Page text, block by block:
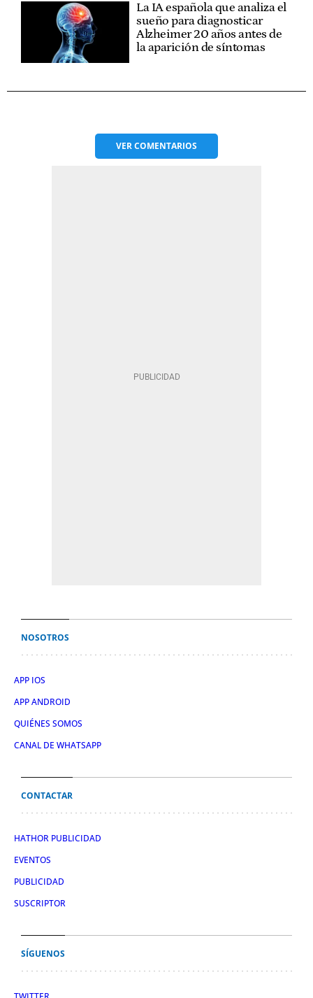
La IA española que analiza el
sueño para diagnosticar
Alzheimer 20 años antes de
la aparición de síntomas
VERCOMENTARIOS
NOSOTROS
APP IOS
APP ANDROID
QUIÉNES SOMOS
CANAL DE WHATSAPP
CONTACTAR
HATHOR PUBLICIDAD
EVENTOS
PUBLICIDAD
SUSCRIPTOR
SÍGUENOS